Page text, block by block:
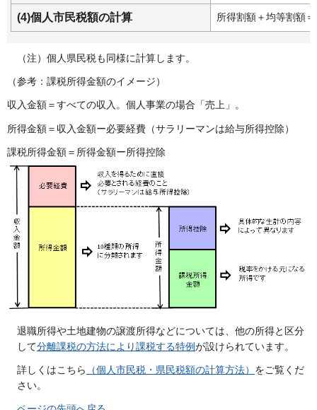
(4)個人市民税額の計算 所得割額＋均等割額
（注）個人県民税も同様に計算します。
（参考：課税所得金額のイメージ）
収入金額＝すべての収入。個人事業の場合「売上」。
所得金額＝収入金額ー必要経費（サラリーマンは給与所得控除）
課税所得金額＝所得金額ー所得控除
退職所得や土地建物の譲渡所得などについては、他の所得と区分
して分離課税の方法により課税する特例が設けられています。
詳しくはこちら （個人市民税・県民税額の計算方法） をご覧くだ
さい。